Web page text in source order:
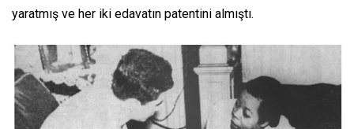
yaratmış ve her iki edavatın patentini almıştı.